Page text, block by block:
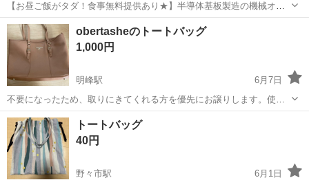
【お昼ご飯がタダ！食事無料提供あり★】半導体基板製造の機械オペ
レーターや検査作業！未経験活躍中★カップル＆友達同士の応募OK！
赴任旅費会社負担★嬉しい無料送迎◎正社員登用制度あり！マイカー
通勤OK！無料駐車場完備！《長野県茅...
長野 茅野市 その他
obertasheのトートバッグ
1,000円
明峰駅
6月7日
不要になったため、取りにきてくれる方を優先にお譲りします。使用
感あります。
石川 小松市 明峰駅 バッグ
トートバッグ
40円
野々市駅
6月1日